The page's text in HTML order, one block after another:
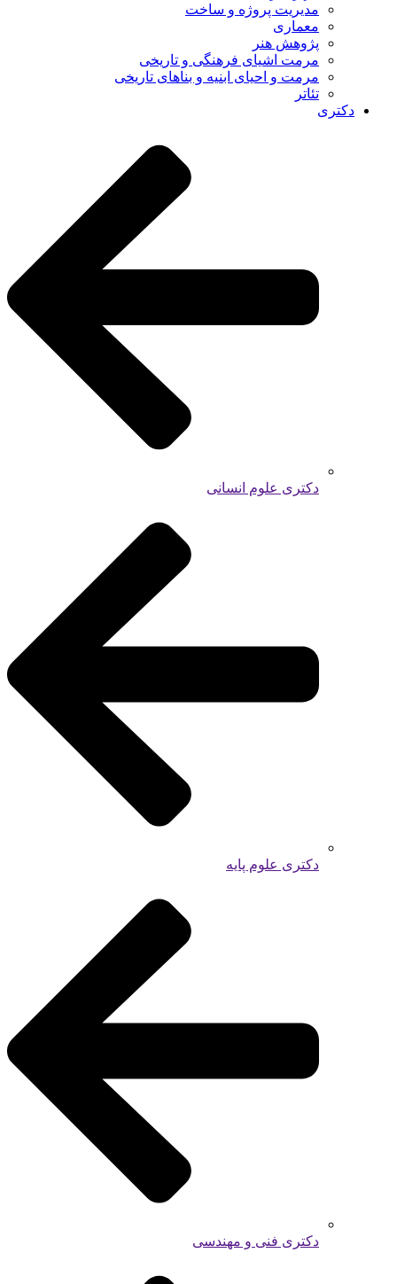
مدیریت پروژه و ساخت
معماری
پژوهش هنر
مرمت اشیای فرهنگی و تاریخی
مرمت و احیای ابنیه و بناهای تاریخی
تئاتر
دکتری
دکتری علوم انسانی
دکتری علوم پایه
دکتری فنی و مهندسی